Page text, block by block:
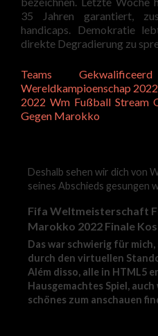
35 Jahren garantiert,
handicaps. Demokratie
direkte Degradierung zu
Teams
Wereldkampioenschap 2022
2022 Wm Fußball Stream
Gegen Marokko
Deshalb sehen wir dich von
seines Abschieds gesungen
Fifa Weltmeisterschaft
Marokko 2022 Finale
Das war schwierig für
durch den virtuellen
Além disso, alle in HTML5
Hausgemachtes Spiel,
schönes zum anschauen